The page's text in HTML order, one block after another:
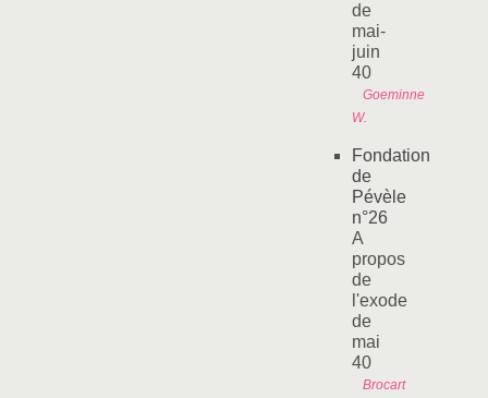
de
mai-
juin
40
Goeminne
W.
Fondation
de
Pévèle
n°26
A
propos
de
l'exode
de
mai
40
Brocart